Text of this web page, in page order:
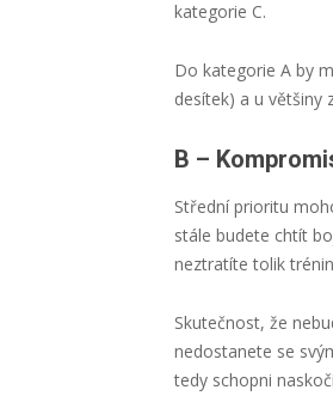
kategorie C.
Do kategorie A by
desítek) a u většiny
B –
Střední prioritu
stále budete chtít
neztratíte tolik
Skutečnost, že
nedostanete se
tedy schopni